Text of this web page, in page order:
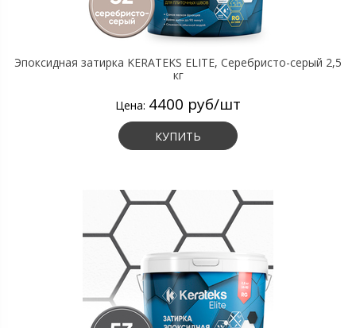
Эпоксидная затирка KERATEKS ELITE, Серебристо-серый 2,5
кг
Цена: 4400 руб/шт
КУПИТЬ